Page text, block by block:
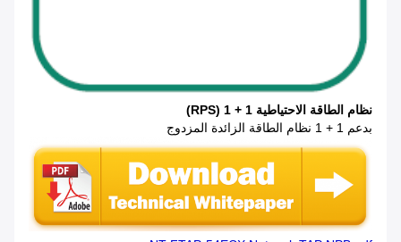
نظام الطاقة الاحتياطية 1 + 1 (RPS)
بدعم 1 + 1 نظام الطاقة الزائدة المزدوج